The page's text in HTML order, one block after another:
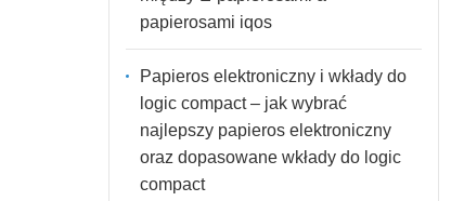
papierosami iqos
Papieros elektroniczny i wkłady do
logic compact – jak wybrać
najlepszy papieros elektroniczny
oraz dopasowane wkłady do logic
compact